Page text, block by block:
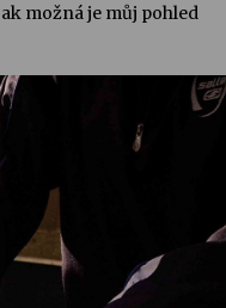
možná je můj pohled